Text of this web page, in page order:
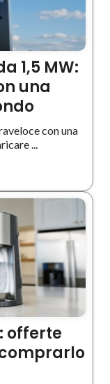
1,5 MW:
una
con una
...
offerte